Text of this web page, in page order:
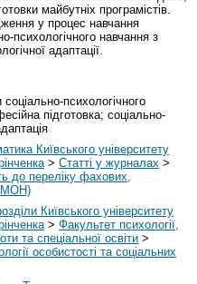
майбутніх програмістів.
у процес навчання
психологічного навчання з
адаптації.
психологічного
підготовка; соціально-
Київського університету
> Статті у журналах >
до переліку фахових,
МОН)
Київського університету
> Факультет психології,
та спеціальної освіти >
особистості та соціальних